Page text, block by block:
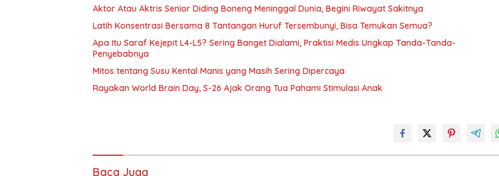
Aktor Atau Aktris Senior Diding Boneng Meninggal Dunia, Begini Riwayat Sakitnya
Latih Konsentrasi Bersama 8 Tantangan Huruf Tersembunyi, Bisa Temukan Semua?
Apa Itu Saraf Kejepit L4-L5? Sering Banget Dialami, Praktisi Medis Ungkap Tanda-Tanda-
Penyebabnya
Mitos tentang Susu Kental Manis yang Masih Sering Dipercaya
Rayakan World Brain Day, S-26 Ajak Orang Tua Pahami Stimulasi Anak
Baca Juga